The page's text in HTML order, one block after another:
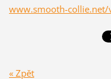
www.smooth-collie.net/
« Zpět